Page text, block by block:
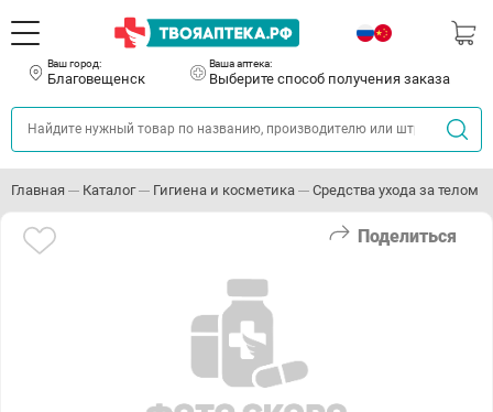
Ваш город:
Благовещенск
Ваша аптека:
Выберите способ получения заказа
Главная Каталог Гигиена и косметика Средства ухода за телом
Поделиться